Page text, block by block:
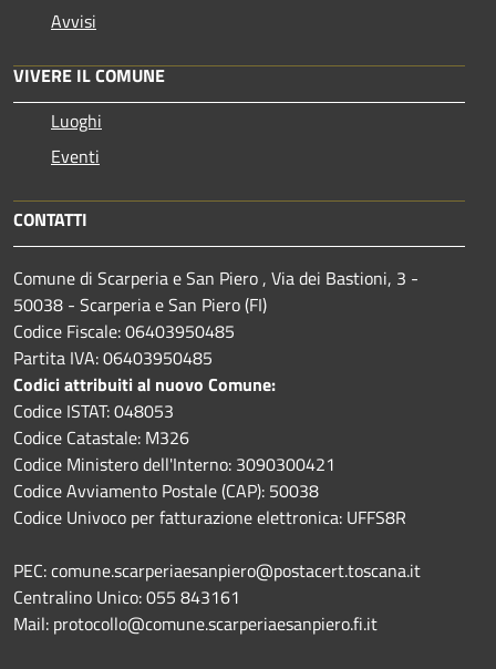
Avvisi
VIVERE IL COMUNE
Luoghi
Eventi
CONTATTI
Comune di Scarperia e San Piero , Via dei Bastioni, 3 -
50038 - Scarperia e San Piero (FI)
Codice Fiscale: 06403950485
Partita IVA: 06403950485
Codici attribuiti al nuovo Comune:
Codice ISTAT: 048053
Codice Catastale: M326
Codice Ministero dell'Interno: 3090300421
Codice Avviamento Postale (CAP): 50038
Codice Univoco per fatturazione elettronica: UFFS8R
PEC: comune.scarperiaesanpiero@postacert.toscana.it
Centralino Unico: 055 843161
Mail: protocollo@comune.scarperiaesanpiero.fi.it